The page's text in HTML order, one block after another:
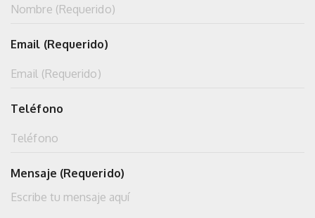
Email (Requerido)
Teléfono
Mensaje (Requerido)